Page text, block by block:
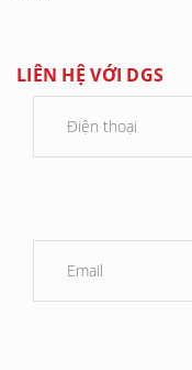
LIÊN HỆ VỚI DGS